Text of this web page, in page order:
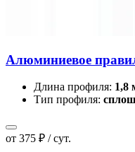
Алюминиевое
Длина профиля: 1,8
Тип профиля:
от 375 ₽ / сут.